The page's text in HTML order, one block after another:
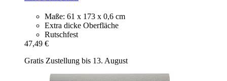
Maße: 61 x 173 x 0,6 cm
Extra dicke Oberfläche
Rutschfest
47,49 €
Gratis Zustellung bis 13. August